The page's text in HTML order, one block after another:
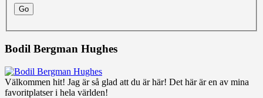
Bodil Bergman Hughes
Välkommen hit! Jag är så glad att du är här! Det här är en av mina
favoritplatser i hela världen!